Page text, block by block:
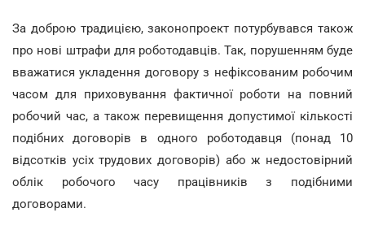
За доброю традицією, законопроект потурбувався також
про нові штрафи для роботодавців. Так, порушенням буде
вважатися укладення договору з нефіксованим робочим
часом для приховування фактичної роботи на повний
робочий час, а також перевищення допустимої кількості
подібних договорів в одного роботодавця (понад 10
відсотків усіх трудових договорів) або ж недостовірний
облік робочого часу працівників з подібними
договорами.